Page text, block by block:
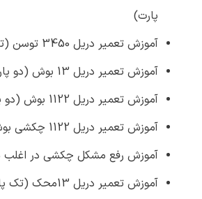
پارت)
آموزش تعمیر دریل 3450 توسن (تک پارت)
آموزش تعمیر دریل 13 بوش (دو پارت)
آموزش تعمیر دریل 1122 بوش (دو پارت)
آموزش تعمیر دریل 1122 چکشی بوش(تک پارت)
آموزش رفع مشکل چکشی در اغلب
آموزش تعمیر دریل 13محک (تک پارت)